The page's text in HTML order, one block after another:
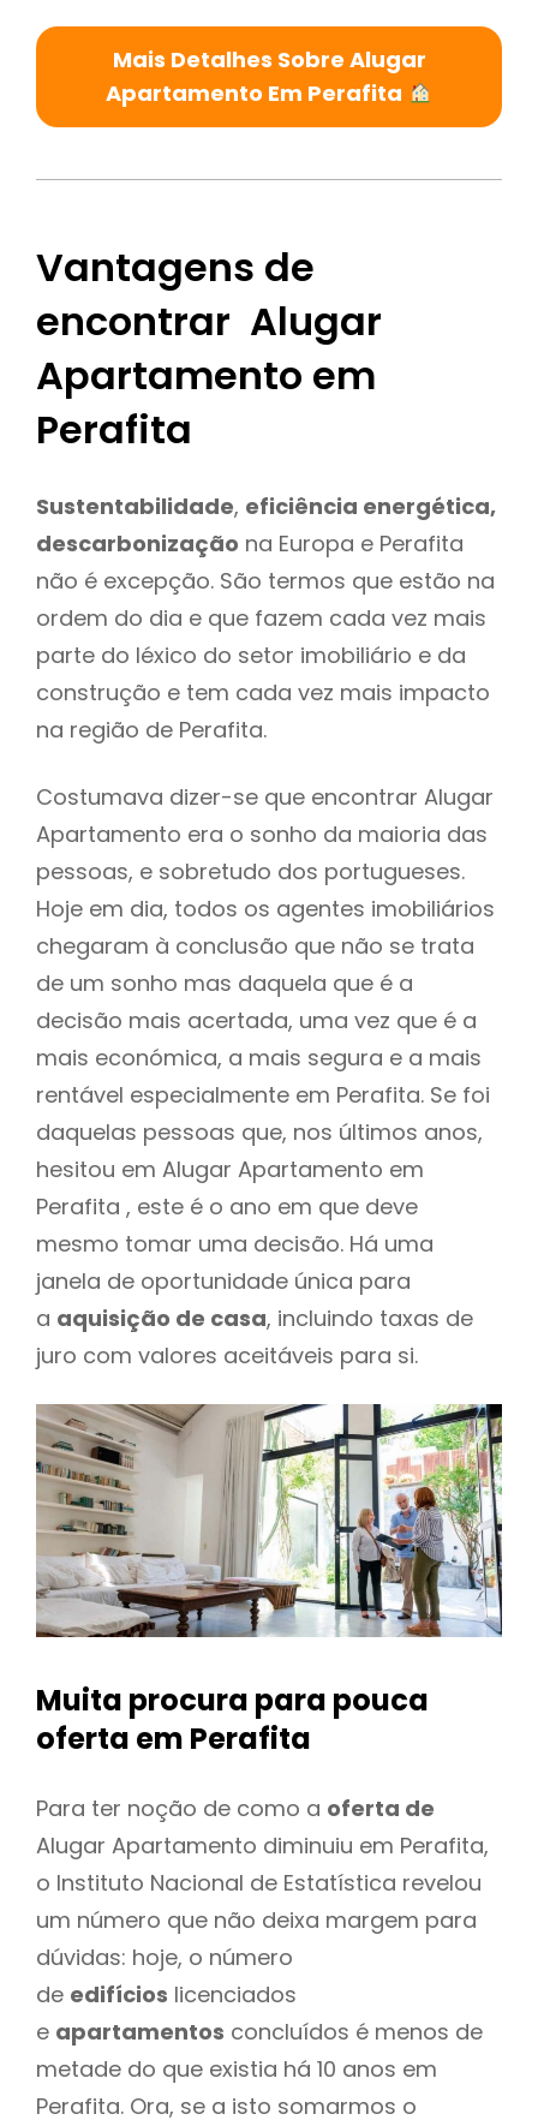
Mais Detalhes Sobre Alugar
Apartamento Em Perafita
Vantagens de
encontrar Alugar
Apartamento em
Perafita
Sustentabilidade, eficiência energética,
descarbonização na Europa e Perafita
não é excepção. São termos que estão na
ordem do dia e que fazem cada vez mais
parte do léxico do setor imobiliário e da
construção e tem cada vez mais impacto
na região de Perafita.
Costumava dizer-se que encontrar Alugar
Apartamento era o sonho da maioria das
pessoas, e sobretudo dos portugueses.
Hoje em dia, todos os agentes imobiliários
chegaram à conclusão que não se trata
de um sonho mas daquela que é a
decisão mais acertada, uma vez que é a
mais económica, a mais segura e a mais
rentável especialmente em Perafita. Se foi
daquelas pessoas que, nos últimos anos,
hesitou em Alugar Apartamento em
Perafita , este é o ano em que deve
mesmo tomar uma decisão. Há uma
janela de oportunidade única para
a aquisição de casa, incluindo taxas de
juro com valores aceitáveis para si.
Muita procura para pouca
oferta em Perafita
Para ter noção de como a oferta de
Alugar Apartamento diminuiu em Perafita,
o Instituto Nacional de Estatística revelou
um número que não deixa margem para
dúvidas: hoje, o número
de edifícios licenciados
e apartamentos concluídos é menos de
metade do que existia há 10 anos em
Perafita. Ora, se a isto somarmos o